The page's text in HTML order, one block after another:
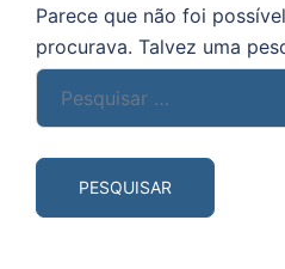
Parece que não foi
procurava. Talvez uma
Pesquisar